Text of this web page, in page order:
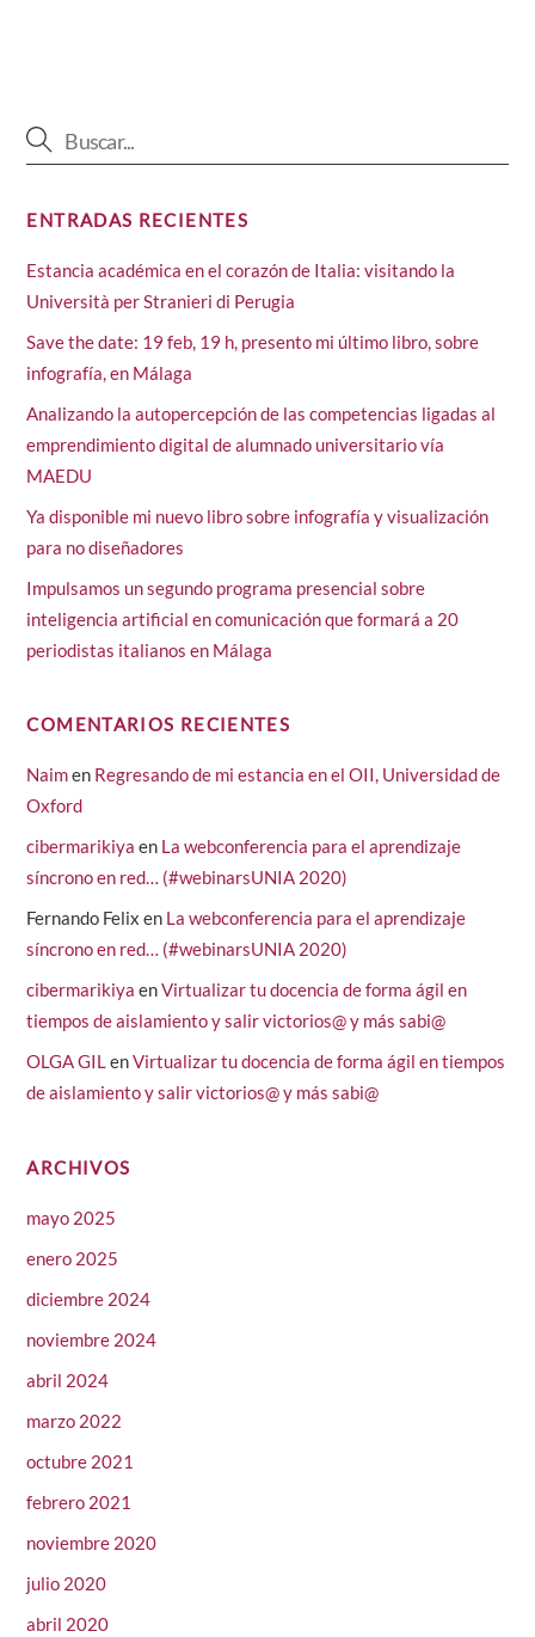
ENTRADAS RECIENTES
Estancia académica en el corazón de Italia: visitando la
Università per Stranieri di Perugia
Save the date: 19 feb, 19 h, presento mi último libro, sobre
infografía, en Málaga
Analizando la autopercepción de las competencias ligadas al
emprendimiento digital de alumnado universitario vía
MAEDU
Ya disponible mi nuevo libro sobre infografía y visualización
para no diseñadores
Impulsamos un segundo programa presencial sobre
inteligencia artificial en comunicación que formará a 20
periodistas italianos en Málaga
COMENTARIOS RECIENTES
Naimen Regresando de mi estancia en el OII, Universidad de
Oxford
cibermarikiya en La webconferencia para el aprendizaje
síncrono en red… (#webinarsUNIA 2020)
Fernando Felix en La webconferencia para el aprendizaje
síncrono en red… (#webinarsUNIA 2020)
cibermarikiya enVirtualizar tu docencia de forma ágil en
tiempos de aislamiento y salir victorios@ y más sabi@
OLGA GILenVirtualizar tu docencia de forma ágil en tiempos
de aislamiento y salir victorios@ y más sabi@
ARCHIVOS
mayo 2025
enero 2025
diciembre 2024
noviembre 2024
abril 2024
marzo 2022
octubre 2021
febrero 2021
noviembre 2020
julio 2020
abril 2020